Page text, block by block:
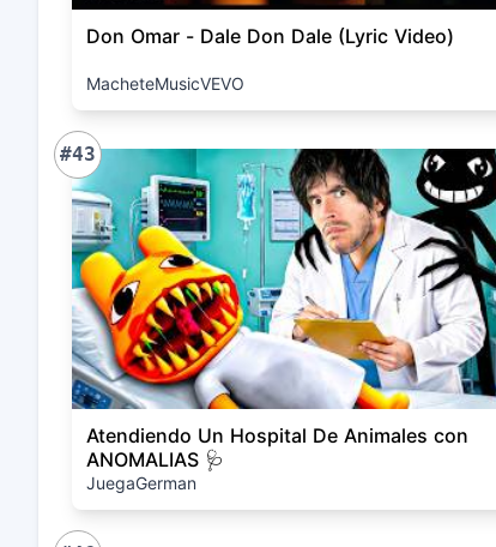
Don Omar - Dale Don Dale (Lyric Video)
MacheteMusicVEVO
#43
Atendiendo Un Hospital De Animales con
ANOMALIAS 🩺
JuegaGerman